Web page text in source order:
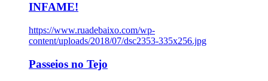
INFAME!
https://www.ruadebaixo.com/wp-
content/uploads/2018/07/dsc2353-335x256.jpg
Passeios no Tejo